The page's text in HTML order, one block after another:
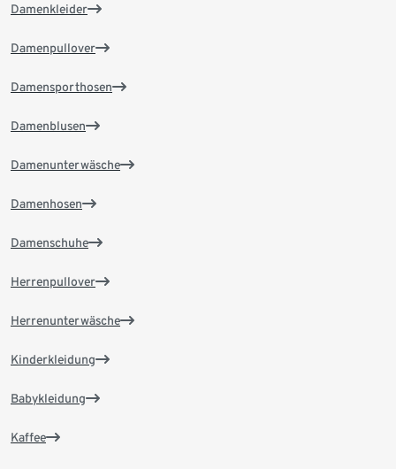
Damenkleider
Damenpullover
Damensporthosen
Damenblusen
Damenunterwäsche
Damenhosen
Damenschuhe
Herrenpullover
Herrenunterwäsche
Kinderkleidung
Babykleidung
Kaffee